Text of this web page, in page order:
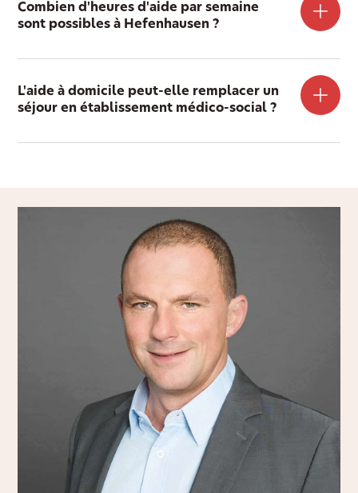
Combien d'heures d'aide par semaine
sont possibles à Hefenhausen ?
L'aide à domicile peut-elle remplacer un
séjour en établissement médico-social ?